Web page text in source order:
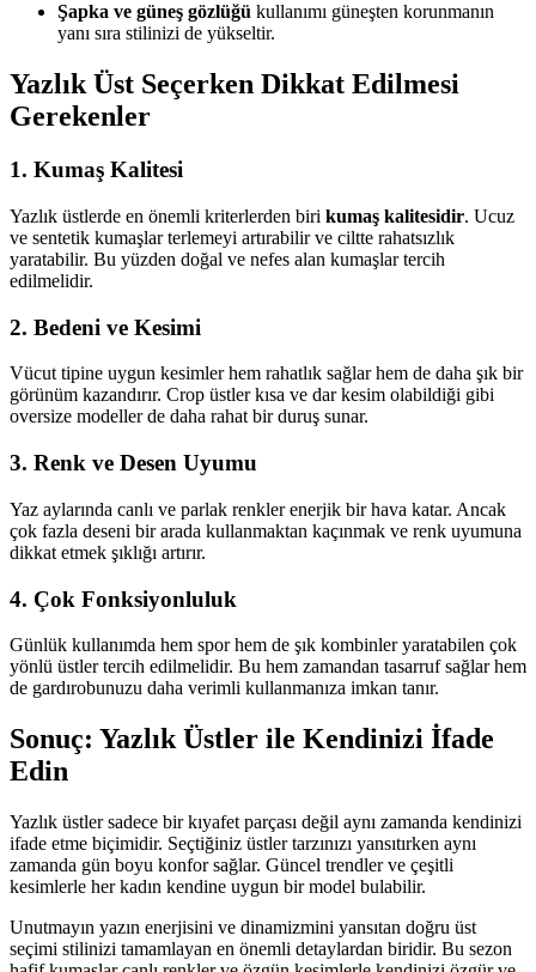
Şapka ve güneş gözlüğü kullanımı güneşten korunmanın
yanı sıra stilinizi de yükseltir.
Yazlık Üst Seçerken Dikkat Edilmesi
Gerekenler
1. Kumaş Kalitesi
Yazlık üstlerde en önemli kriterlerden biri kumaş kalitesidir. Ucuz
ve sentetik kumaşlar terlemeyi artırabilir ve ciltte rahatsızlık
yaratabilir. Bu yüzden doğal ve nefes alan kumaşlar tercih
edilmelidir.
2. Bedeni ve Kesimi
Vücut tipine uygun kesimler hem rahatlık sağlar hem de daha şık bir
görünüm kazandırır. Crop üstler kısa ve dar kesim olabildiği gibi
oversize modeller de daha rahat bir duruş sunar.
3. Renk ve Desen Uyumu
Yaz aylarında canlı ve parlak renkler enerjik bir hava katar. Ancak
çok fazla deseni bir arada kullanmaktan kaçınmak ve renk uyumuna
dikkat etmek şıklığı artırır.
4. Çok Fonksiyonluluk
Günlük kullanımda hem spor hem de şık kombinler yaratabilen çok
yönlü üstler tercih edilmelidir. Bu hem zamandan tasarruf sağlar hem
de gardırobunuzu daha verimli kullanmanıza imkan tanır.
Sonuç: Yazlık Üstler ile Kendinizi İfade
Edin
Yazlık üstler sadece bir kıyafet parçası değil aynı zamanda kendinizi
ifade etme biçimidir. Seçtiğiniz üstler tarzınızı yansıtırken aynı
zamanda gün boyu konfor sağlar. Güncel trendler ve çeşitli
kesimlerle her kadın kendine uygun bir model bulabilir.
Unutmayın yazın enerjisini ve dinamizmini yansıtan doğru üst
seçimi stilinizi tamamlayan en önemli detaylardan biridir. Bu sezon